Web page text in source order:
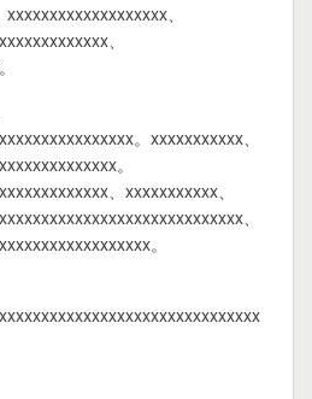
、
、
。xxxxxxxxxxx、
。
、xxxxxxxxxxx、
、
。